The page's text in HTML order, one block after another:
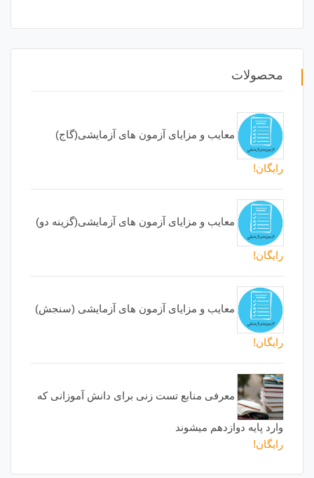
محصولات
معایب و مزایای آزمون های آزمایشی(گاج)
رایگان!
معایب و مزایای آزمون های آزمایشی(گزینه دو)
رایگان!
معایب و مزایای آزمون های آزمایشی (سنجش)
رایگان!
معرفی منابع تست زنی برای دانش آموزانی که
وارد پایه دوازدهم میشوند
رایگان!